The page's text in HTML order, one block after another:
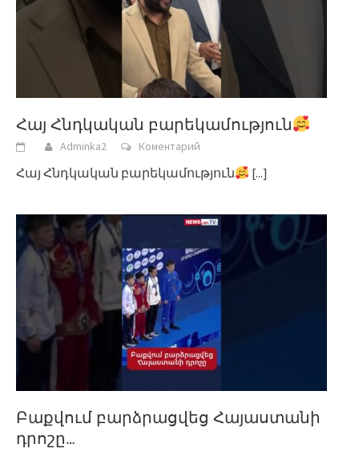
Հայ Հնդկական բարեկամություն
Adminka2 Коментарий
Հայ Հնդկական բարեկամություն [...]
Բաքվում բարձրացվեց Հայաստանի
դրոշը…